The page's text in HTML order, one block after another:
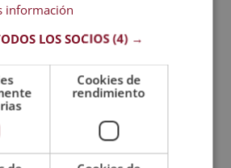
original
2.976 $.744 $.
información
LOS SOCIOS(4) →
Cookies de
rendimiento